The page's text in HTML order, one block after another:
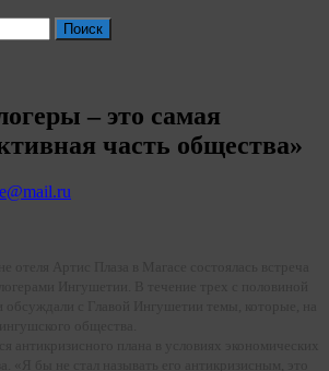
– это самая
часть общества»